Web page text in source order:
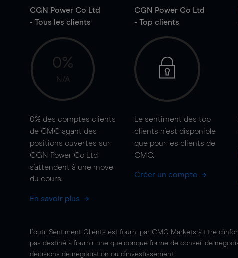
CGN Power Co Ltd
- Tous les clients
0%
N/A
0% des comptes clients
de CMC ayant des
positions ouvertes sur
CGN Power Co Ltd
s'attendent à une move
du cours.
En savoir plus
CGN Power Co Ltd
- Top clients
Le sentiment des top
clients n'est disponible
que pour les clients de
CMC.
Créer un compte
L'outil Sentiment Clients est fourni par CMC Markets à titre
pas destiné à fournir une quelconque forme de conseil de
décisions de négociation ou d'investissement.